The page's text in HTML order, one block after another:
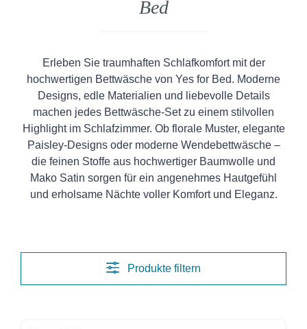
Bed
Erleben Sie traumhaften Schlafkomfort mit der
hochwertigen Bettwäsche von Yes for Bed. Moderne
Designs, edle Materialien und liebevolle Details
machen jedes Bettwäsche-Set zu einem stilvollen
Highlight im Schlafzimmer. Ob florale Muster, elegante
Paisley-Designs oder moderne Wendebettwäsche –
die feinen Stoffe aus hochwertiger Baumwolle und
Mako Satin sorgen für ein angenehmes Hautgefühl
und erholsame Nächte voller Komfort und Eleganz.
Produkte filtern